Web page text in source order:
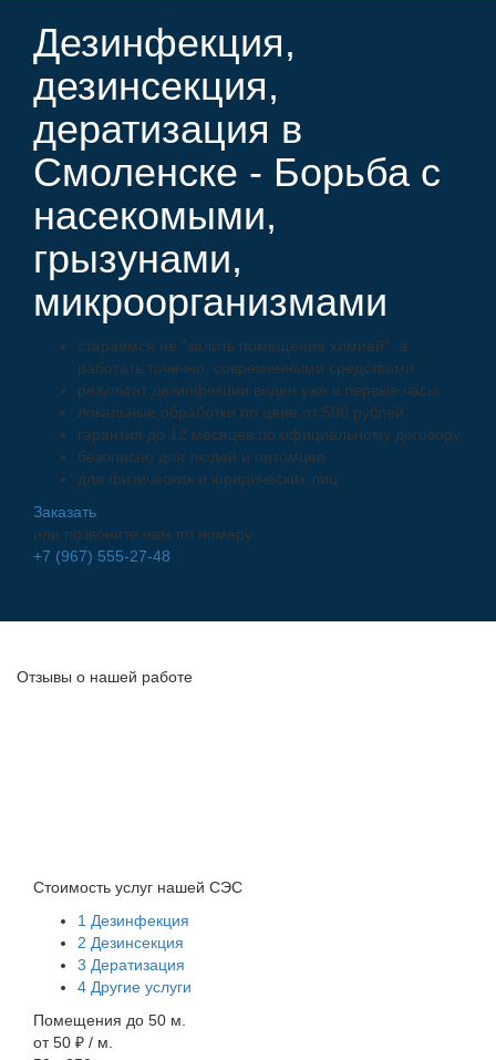
Дезинфекция,
дезинсекция,
дератизация в
Смоленске - Борьба с
насекомыми,
грызунами,
микроорганизмами
стараемся не "залить помещение химией", а
работать точечно, современными средствами
результат дезинфекции виден уже в первые часы
локальные обработки по цене от 500 рублей
гарантия до 12 месяцев по официальному договору
безопасно для людей и питомцев
для физических и юридических лиц
Заказать
или позвоните нам по номеру
+7 (967) 555-27-48
Отзывы о нашей работе
Стоимость услуг нашей СЭС
1 Дезинфекция
2 Дезинсекция
3 Дератизация
4 Другие услуги
Помещения до 50 м.
от 50 ₽ / м.